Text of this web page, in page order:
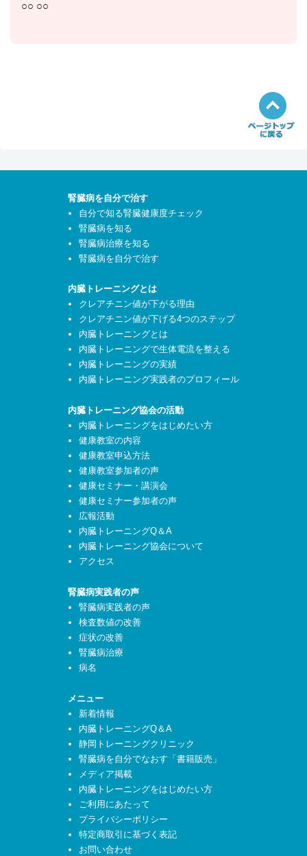
○○ ○○
腎臓病を自分で治す
自分で知る腎臓健康度チェック
腎臓病を知る
腎臓病治療を知る
腎臓病を自分で治す
内臓トレーニングとは
クレアチニン値が下がる理由
クレアチニン値が下げる4つのステップ
内臓トレーニングとは
内臓トレーニングで生体電流を整える
内臓トレーニングの実績
内臓トレーニング実践者のプロフィール
内臓トレーニング協会の活動
内臓トレーニングをはじめたい方
健康教室の内容
健康教室申込方法
健康教室参加者の声
健康セミナー・講演会
健康セミナー参加者の声
広報活動
内臓トレーニングQ＆A
内臓トレーニング協会について
アクセス
腎臓病実践者の声
腎臓病実践者の声
検査数値の改善
症状の改善
腎臓病治療
病名
メニュー
新着情報
内臓トレーニングQ＆A
静岡トレーニングクリニック
腎臓病を自分でなおす「書籍販売」
メディア掲載
内臓トレーニングをはじめたい方
ご利用にあたって
プライバシーポリシー
特定商取引に基づく表記
お問い合わせ